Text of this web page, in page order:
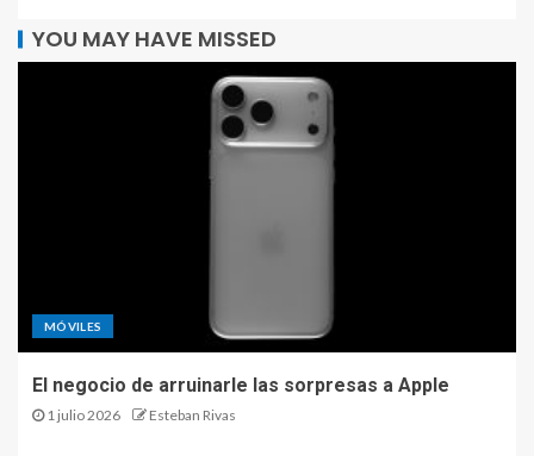
YOU MAY HAVE MISSED
MÓVILES
El negocio de arruinarle las sorpresas a Apple
1 julio 2026 Esteban Rivas